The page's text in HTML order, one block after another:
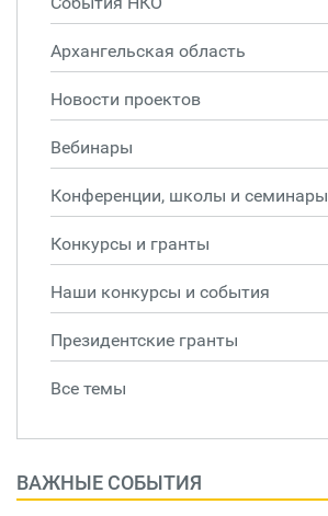
Архангельская область
Новости проектов
Вебинары
Конференции, школы и семинары
Конкурсы и гранты
Наши конкурсы и события
Президентские гранты
Все темы
ВАЖНЫЕ СОБЫТИЯ